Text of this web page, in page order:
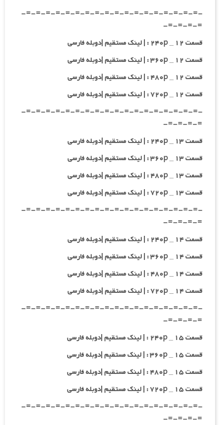
-=-=-=-=-=-=-=-=-=-=-=-=-=-=-=-=-=-=-
=-=-=-=-
قسمت ۱۲ _ ۲۴۰p : | لینک مستقیم |دوبله فارسی
قسمت ۱۲ _ ۳۶۰p : | لینک مستقیم |دوبله فارسی
قسمت ۱۲ _ ۴۸۰p : | لینک مستقیم |دوبله فارسی
قسمت ۱۲ _ ۷۲۰p : | لینک مستقیم |دوبله فارسی
-=-=-=-=-=-=-=-=-=-=-=-=-=-=-=-=-=-=-
=-=-=-=-
قسمت ۱۳ _ ۲۴۰p : | لینک مستقیم |دوبله فارسی
قسمت ۱۳ _ ۳۶۰p : | لینک مستقیم |دوبله فارسی
قسمت ۱۳ _ ۴۸۰p : | لینک مستقیم |دوبله فارسی
قسمت ۱۳ _ ۷۲۰p : | لینک مستقیم |دوبله فارسی
-=-=-=-=-=-=-=-=-=-=-=-=-=-=-=-=-=-=-
=-=-=-=-
قسمت ۱۴ _ ۲۴۰p : | لینک مستقیم |دوبله فارسی
قسمت ۱۴ _ ۳۶۰p : | لینک مستقیم |دوبله فارسی
قسمت ۱۴ _ ۴۸۰p : | لینک مستقیم |دوبله فارسی
قسمت ۱۴ _ ۷۲۰p : | لینک مستقیم |دوبله فارسی
-=-=-=-=-=-=-=-=-=-=-=-=-=-=-=-=-=-=-
=-=-=-=-
قسمت ۱۵ _ ۲۴۰p : | لینک مستقیم |دوبله فارسی
قسمت ۱۵ _ ۳۶۰p : | لینک مستقیم |دوبله فارسی
قسمت ۱۵ _ ۴۸۰p : | لینک مستقیم |دوبله فارسی
قسمت ۱۵ _ ۷۲۰p : | لینک مستقیم |دوبله فارسی
-=-=-=-=-=-=-=-=-=-=-=-=-=-=-=-=-=-=-
=-=-=-=-